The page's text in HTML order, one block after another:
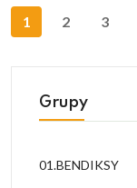
1 2 3
Grupy
01.BENDIKSY